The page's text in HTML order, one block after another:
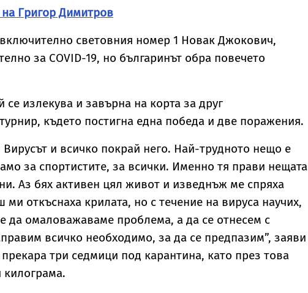
Григор Димитров
световния номер 1 Новак Джокович,
за COVID-19, но българинът обра повечето
се излекува и завърна на корта за друг
където постигна една победа и две поражения.
Вирусът и всичко покрай него. Най-трудното нещо е
за спортистите, за всички. Именно тя прави нещата
Аз бях активен цял живот и изведнъж ме спряха
ми откъснаха крилата, но с течение на вируса научих,
да омаловажаваме проблема, а да се отнесем с
всичко необходимо, за да се предпазим”, заяви
три седмици под карантина, като през това
килограма.